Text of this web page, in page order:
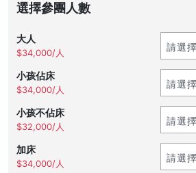
選擇參團人數
大人
$34,000/人
小孩佔床
$34,000/人
小孩不佔床
$32,000/人
加床
$34,000/人